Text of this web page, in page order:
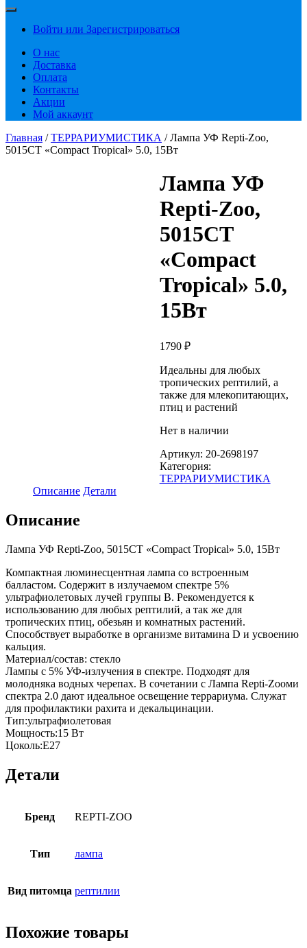
Войти или Зарегистрироваться
О нас
Доставка
Оплата
Контакты
Акции
Мой аккаунт
Главная /ТЕРРАРИУМИСТИКА / Лампа УФ Repti-Zoo,
5015CT «Compact Tropical» 5.0, 15Вт
Лампа УФ
Repti-Zoo,
5015CT
«Compact
Tropical» 5.0,
15Вт
1790 ₽
Идеальны для любых
тропических рептилий, а
также для млекопитающих,
птиц и растений
Нет в наличии
Артикул: 20-2698197
Категория:
ТЕРРАРИУМИСТИКА
Описание Детали
Описание
Лампа УФ Repti-Zoo, 5015CT «Compact Tropical» 5.0, 15Вт
Компактная люминесцентная лампа со встроенным
балластом. Содержит в излучаемом спектре 5%
ультрафиолетовых лучей группы В. Рекомендуется к
использованию для любых рептилий, а так же для
тропических птиц, обезьян и комнатных растений.
Способствует выработке в организме витамина D и усвоению
кальция.
Материал/состав: стекло
Лампы с 5% УФ-излучения в спектре. Подходят для
молодняка водных черепах. В сочетании с Лампа Repti-Zooми
спектра 2.0 дают идеальное освещение террариума. Служат
для профилактики рахита и декальцинации.
Тип:ультрафиолетовая
Мощность:15 Вт
Цоколь:E27
Детали
Бренд REPTI-ZOO
Тип лампа
Вид питомца рептилии
Похожие товары